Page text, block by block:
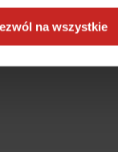
na wszystkie
information).